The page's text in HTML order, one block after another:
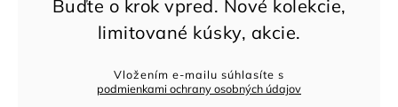
Vložením e-mailu súhlasíte s
podmienkami ochrany osobných údajov